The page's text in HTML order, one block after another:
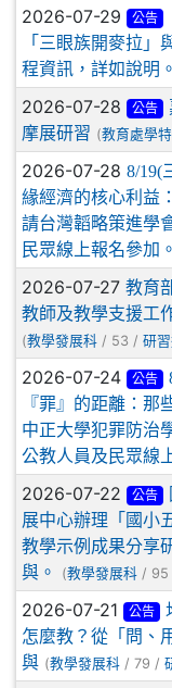
2026-07-29 公告
「三眼族開麥拉」
程資訊，詳如說明。
2026-07-28 公告
摩展研習 (教育處學
2026-07-28 8/19(
緣經濟的核心利益
請台灣韜略策進學
民眾線上報名參加。
2026-07-27 教育
教師及教學支援工
(教學發展科 / 53 / 研
2026-07-24 公告
『罪』的距離：那
中正大學犯罪防治
公教人員及民眾線
2026-07-22 公告
展中心辦理「國小
教學示例成果分享
與。
(教學發展科 / 95
2026-07-21 公告
怎麼教？從「問、
與 (教學發展科 / 79 /